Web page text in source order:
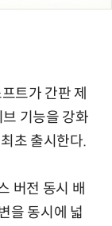
트가 간판 제
기능을 강화
초 출시한다.
버전 동시 배
을 동시에 넓